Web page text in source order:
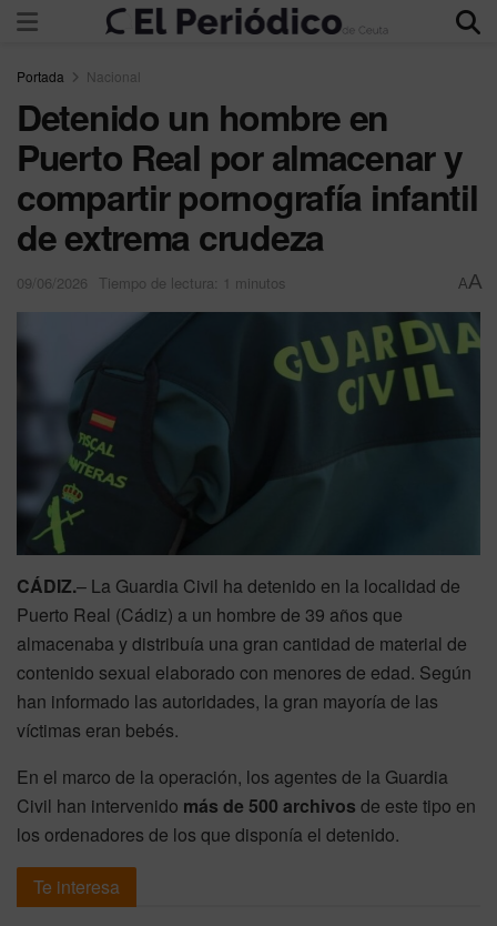
Portada Nacional
Detenido un hombre en
Puerto Real por almacenar y
compartir pornografía infantil
de extrema crudeza
09/06/2026 Tiempo de lectura: 1 minutos AA
CÁDIZ.– La Guardia Civil ha detenido en la localidad de
Puerto Real (Cádiz) a un hombre de 39 años que
almacenaba y distribuía una gran cantidad de material de
contenido sexual elaborado con menores de edad. Según
han informado las autoridades, la gran mayoría de las
víctimas eran bebés.
En el marco de la operación, los agentes de la Guardia
Civil han intervenido más de 500 archivos de este tipo en
los ordenadores de los que disponía el detenido.
Te interesa